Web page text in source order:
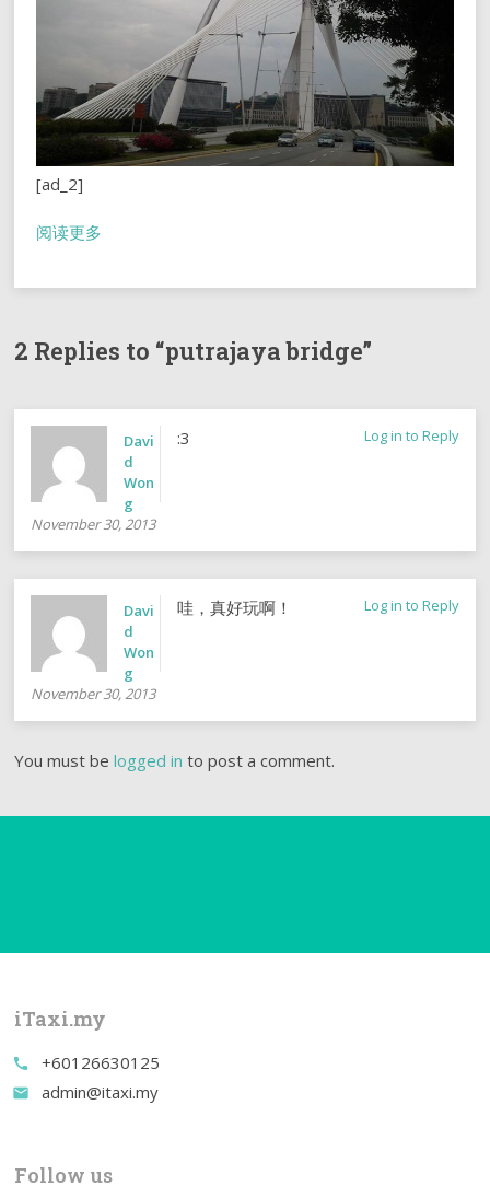
[ad_2]
阅读更多
2 Replies to “putrajaya bridge”
Davi
d
Won
g
November 30, 2013
:3 Log in to Reply
Davi
d
Won
g
November 30, 2013
哇，真好玩啊！ Log in to Reply
You must belogged in to post a comment.
iTaxi.my
call +60126630125
email admin@itaxi.my
Follow us